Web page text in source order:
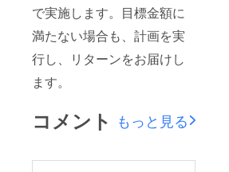
で実施します。目標金額に
満たない場合も、計画を実
行し、リターンをお届けし
ます。
コメント もっと見る